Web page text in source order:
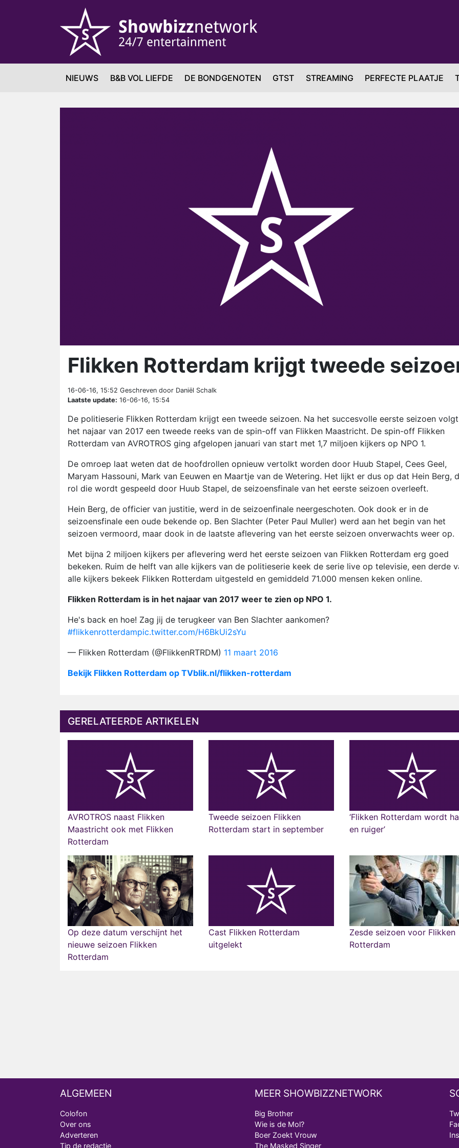
NIEUWS B&B VOL LIEFDE DE BONDGENOTEN GTST STREAMING PERFECTE PLAATJE
Flikken Rotterdam krijgt tweede
16-06-16, 15:52 Geschreven door Daniël Schalk
Laatste update: 16-06-16, 15:54
De politieserie Flikken Rotterdam krijgt een tweede seizoen. Na het succesvolle eerste seizoen
het najaar van 2017 een tweede reeks van de spin-off van Flikken Maastricht. De spin-off Flikken
Rotterdam van AVROTROS ging afgelopen januari van start met 1,7 miljoen kijkers op NPO 1.
De omroep laat weten dat de hoofdrollen opnieuw vertolkt worden door Huub Stapel, Cees Geel,
Maryam Hassouni, Mark van Eeuwen en Maartje van de Wetering. Het lijkt er dus op dat Hein Berg,
rol die wordt gespeeld door Huub Stapel, de seizoensfinale van het eerste seizoen overleeft.
Hein Berg, de officier van justitie, werd in de seizoenfinale neergeschoten. Ook dook er in de
seizoensfinale een oude bekende op. Ben Slachter (Peter Paul Muller) werd aan het begin van het
seizoen vermoord, maar dook in de laatste aflevering van het eerste seizoen onverwachts weer op.
Met bijna 2 miljoen kijkers per aflevering werd het eerste seizoen van Flikken Rotterdam erg goed
bekeken. Ruim de helft van alle kijkers van de politieserie keek de serie live op televisie, een derde
alle kijkers bekeek Flikken Rotterdam uitgesteld en gemiddeld 71.000 mensen keken online.
Flikken Rotterdam is in het najaar van 2017 weer te zien op NPO 1.
He's back en hoe! Zag jij de terugkeer van Ben Slachter aankomen?
#flikkenrotterdampic.twitter.com/H6BkUi2sYu
— Flikken Rotterdam (@FlikkenRTRDM) 11 maart 2016
Bekijk Flikken Rotterdam op TVblik.nl/flikken-rotterdam
GERELATEERDE ARTIKELEN
AVROTROS naast Flikken
Maastricht ook met Flikken
Rotterdam
Tweede seizoen Flikken
Rotterdam start in september
‘Flikken Rotterdam wordt
en ruiger’
Op deze datum verschijnt het
nieuwe seizoen Flikken
Rotterdam
Cast Flikken Rotterdam
uitgelekt
Zesde seizoen voor Flikken
Rotterdam
ALGEMEEN
Colofon
Over ons
Adverteren
Tip de redactie
MEER SHOWBIZZNETWORK
Big Brother
Wie is de Mol?
Boer Zoekt Vrouw
The Masked Singer